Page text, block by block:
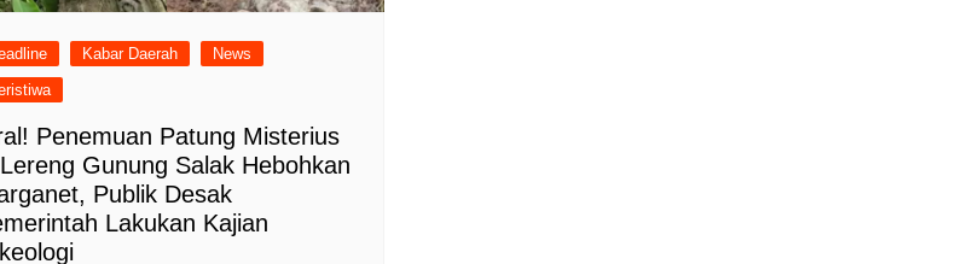
Kabar Daerah
News
Penemuan Patung Misterius
Gunung Salak Hebohkan
Publik Desak
Lakukan Kajian